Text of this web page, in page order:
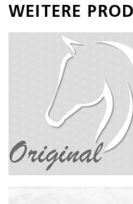
WEITERE